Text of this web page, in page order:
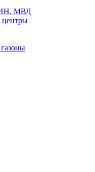
МВД
центры